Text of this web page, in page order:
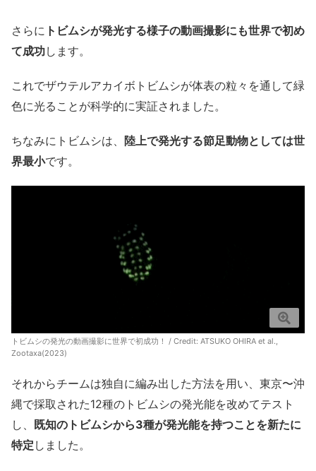
さらに トビムシが発光する様子の動画撮影にも世界で初め
て成功します。
これでザウテルアカイボトビムシが体表の粒々を通して緑
色に光ることが科学的に実証されました。
ちなみにトビムシは、 陸上で発光する節足動物としては世
界最小です。
トビムシの発光の動画撮影に世界で初成功！ / Credit: ATSUKO OHIRA et al.,
Zootaxa(2023)
それからチームは独自に編み出した方法を用い、東京〜沖
縄で採取された12種のトビムシの発光能を改めてテスト
し、 既知のトビムシから3種が発光能を持つことを新たに
特定 しました。